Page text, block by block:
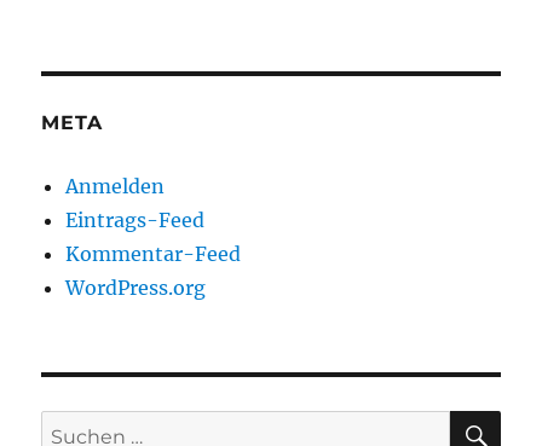
META
Anmelden
Eintrags-Feed
Kommentar-Feed
WordPress.org
Suchen